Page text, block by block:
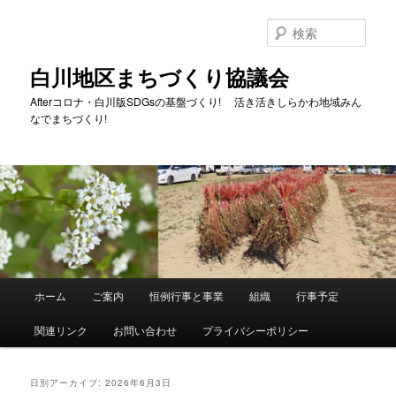
移
動
動
白川地区まちづくり協議会
Afterコロナ・白川版SDGsの基盤づくり! 活き活きしらかわ地域みん
なでまちづくり!
索
メ
ホーム ご案内 恒例行事と事業 組織 行事予定
関連リンク お問い合わせ プライバシーポリシー
日別アーカイブ:2026年6月3日